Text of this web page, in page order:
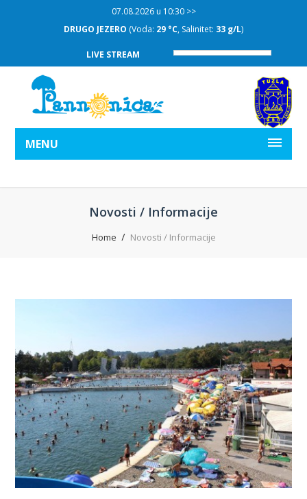
07.08.2026 u 10:30 >>
DRUGO JEZERO (Voda: 29 °C, Salinitet: 33 g/L)
LIVE STREAM
MENU
Novosti / Informacije
Home Novosti / Informacije